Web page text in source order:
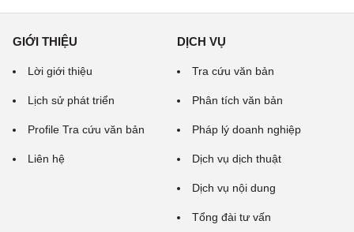
GIỚI THIỆU
Lời giới thiệu
Lịch sử phát triển
Profile Tra cứu văn bản
Liên hệ
DỊCH VỤ
Tra cứu văn bản
Phân tích văn bản
Pháp lý doanh nghiệp
Dịch vụ dịch thuật
Dịch vụ nội dung
Tổng đài tư vấn